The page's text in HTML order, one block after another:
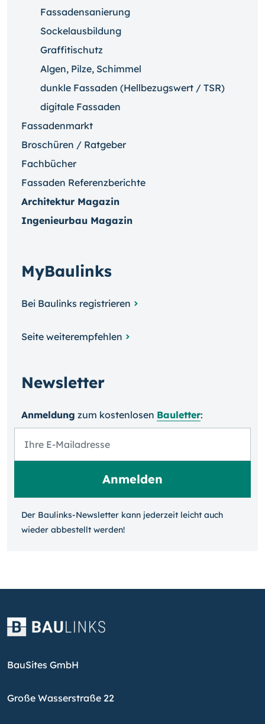
Fassadensanierung
Sockelausbildung
Graffitischutz
Algen, Pilze, Schimmel
dunkle Fassaden (Hellbezugswert / TSR)
digitale Fassaden
Fassadenmarkt
Broschüren / Ratgeber
Fachbücher
Fassaden Referenzberichte
Architektur Magazin
Ingenieurbau Magazin
MyBaulinks
Bei Baulinks registrieren
Seite weiterempfehlen
Newsletter
Anmeldung zum kosten­losen Bauletter:
Der Baulinks-Newsletter kann jeder­zeit leicht auch
wieder ab­bestellt werden!
BauSites GmbH
Große Wasserstraße 22